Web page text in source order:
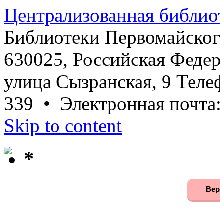
Централизованная
Библиотеки
630025, Российская
улица Сызранская, 9
339 • Электронная
Skip to content
*